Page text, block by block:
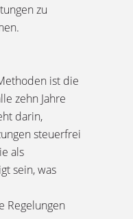
zu
ist die
zehn Jahre
darin,
steuerfrei
als
sein, was
Regelungen